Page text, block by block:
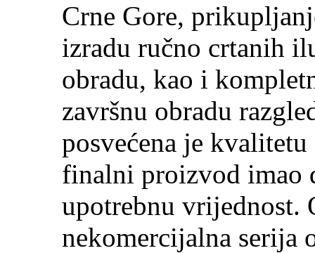
Crne Gore,
izradu ručno crtanih
obradu, kao i
završnu obradu
posvećena je
finalni proizvod imao
upotrebnu vrijednost.
nekomercijalna serija